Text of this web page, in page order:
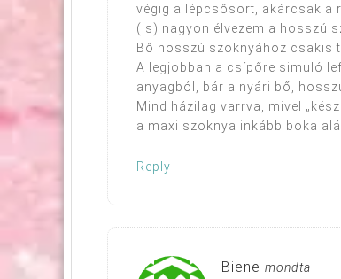
végig a lépcsősort, akárcsak a
(is) nagyon élvezem a hosszú
Bő hosszú szoknyához csakis
A legjobban a csípőre simuló
anyagból, bár a nyári bő,
Mind házilag varrva, mivel
a maxi szoknya inkább boka
Reply
Biene mondta